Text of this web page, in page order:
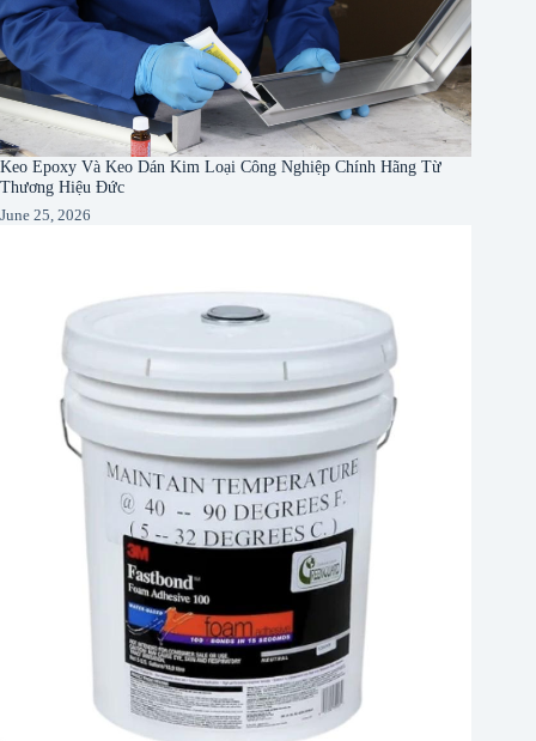
Keo Epoxy Và Keo Dán Kim Loại Công Nghiệp Chính Hãng Từ
Thương Hiệu Đức
June 25, 2026